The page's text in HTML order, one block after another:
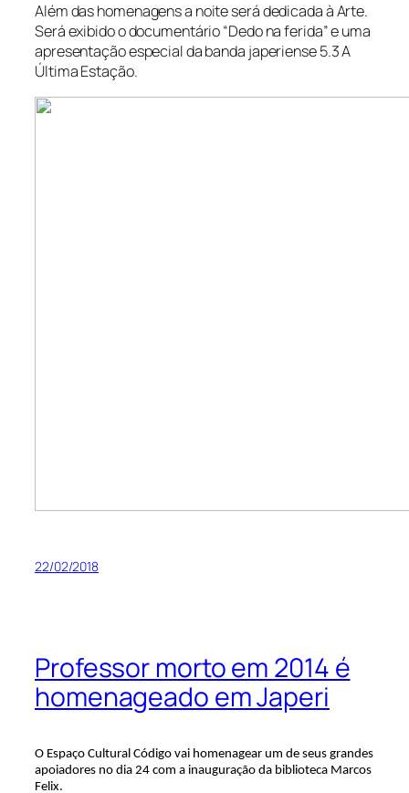
Além das homenagens a noite será dedicada à Arte.
Será exibido o documentário “Dedo na ferida” e uma
apresentação especial da banda japeriense 5.3 A
Última Estação.
22/02/2018
Professor morto em 2014 é
homenageado em Japeri
O Espaço Cultural Código vai homenagear um de seus grandes
apoiadores no dia 24 com a inauguração da biblioteca Marcos
Felix.